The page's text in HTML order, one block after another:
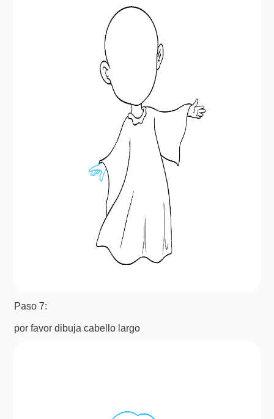
Paso 7:
por favor dibuja cabello largo